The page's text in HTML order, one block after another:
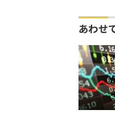
あわせ